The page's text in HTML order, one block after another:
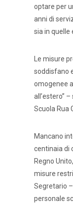
optare per
anni di
sia in quelle
Le misure
soddisfano
omogenee
all’estero”
Scuola Rua
Mancano
centinaia di
Regno
misure
Segretario
personale